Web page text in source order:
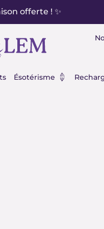
offerte ! ✨
Senteurs
Ésotérisme Ouvrir